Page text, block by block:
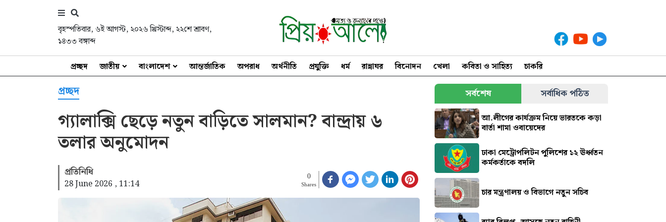
বৃহস্পতিবার, ৬ই আগস্ট, ২০২৬ খ্রিস্টাব্দ, ২২শে শ্রাবণ,
১৪৩৩ বঙ্গাব্দ
প্রচ্ছদ জাতীয় বাংলাদেশ আন্তর্জাতিক অপরাধ অর্থনীতি প্রযুক্তি ধর্ম রান্নাঘর বিনোদন খেলা কবিতা ও সাহিত্য চাকরি
প্রচ্ছদ
গ্যালাক্সি ছেড়ে নতুন বাড়িতে সালমান? বান্দ্রায় ৬
তলার অনুমোদন
প্রতিনিধি
28 June 2026 , 11:14
0
Shares
সর্বশেষ সর্বাধিক পঠিত
আ.লীগের কার্যক্রম নিয়ে ভারতকে কড়া
বার্তা শামা ওবায়েদের
ঢাকা মেট্রোপলিটন পুলিশের ১২ ঊর্ধ্বতন
কর্মকর্তাকে বদলি
চার মন্ত্রণালয় ও বিভাগে নতুন সচিব